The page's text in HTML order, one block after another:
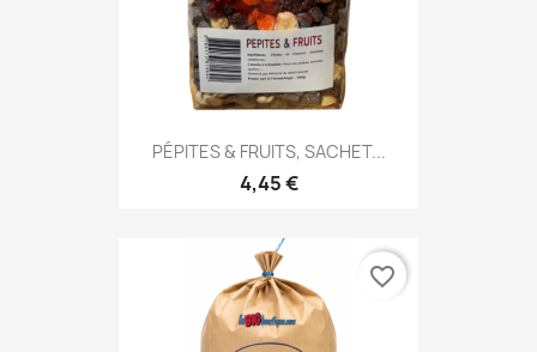
PÉPITES & FRUITS, SACHET...
4,45 €
favorite_border